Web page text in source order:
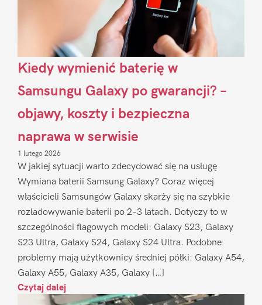
Kiedy wymienić baterię w
Samsungu Galaxy po gwarancji? –
objawy, koszty i bezpieczna
naprawa w serwisie
1 lutego 2026
W jakiej sytuacji warto zdecydować się na usługę
Wymiana baterii Samsung Galaxy? Coraz więcej
właścicieli Samsungów Galaxy skarży się na szybkie
rozładowywanie baterii po 2–3 latach. Dotyczy to w
szczególności flagowych modeli: Galaxy S23, Galaxy
S23 Ultra, Galaxy S24, Galaxy S24 Ultra. Podobne
problemy mają użytkownicy średniej półki: Galaxy A54,
Galaxy A55, Galaxy A35, Galaxy […]
Czytaj dalej